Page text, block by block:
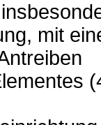
mit